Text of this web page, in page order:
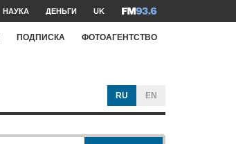
НАУКА ДЕНЬГИ UK
ПОДПИСКА ФОТОАГЕНТСТВО
RU EN